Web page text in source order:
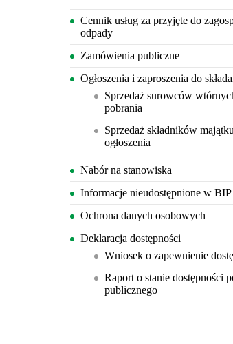
Cennik usług za przyjęte do
odpady
Zamówienia publiczne
Ogłoszenia i zaproszenia do
Sprzedaż surowców
pobrania
Sprzedaż składników
ogłoszenia
Nabór na stanowiska
Informacje nieudostępnione w BIP
Ochrona danych osobowych
Deklaracja dostępności
Wniosek o zapewnienie
Raport o stanie dostępności
publicznego